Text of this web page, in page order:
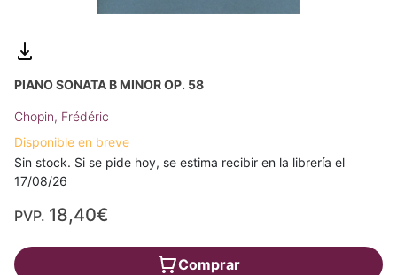
PIANO SONATA B MINOR OP. 58
Chopin, Frédéric
Disponible en breve
Sin stock. Si se pide hoy, se estima recibir en la librería el
17/08/26
PVP. 18,40€
Comprar